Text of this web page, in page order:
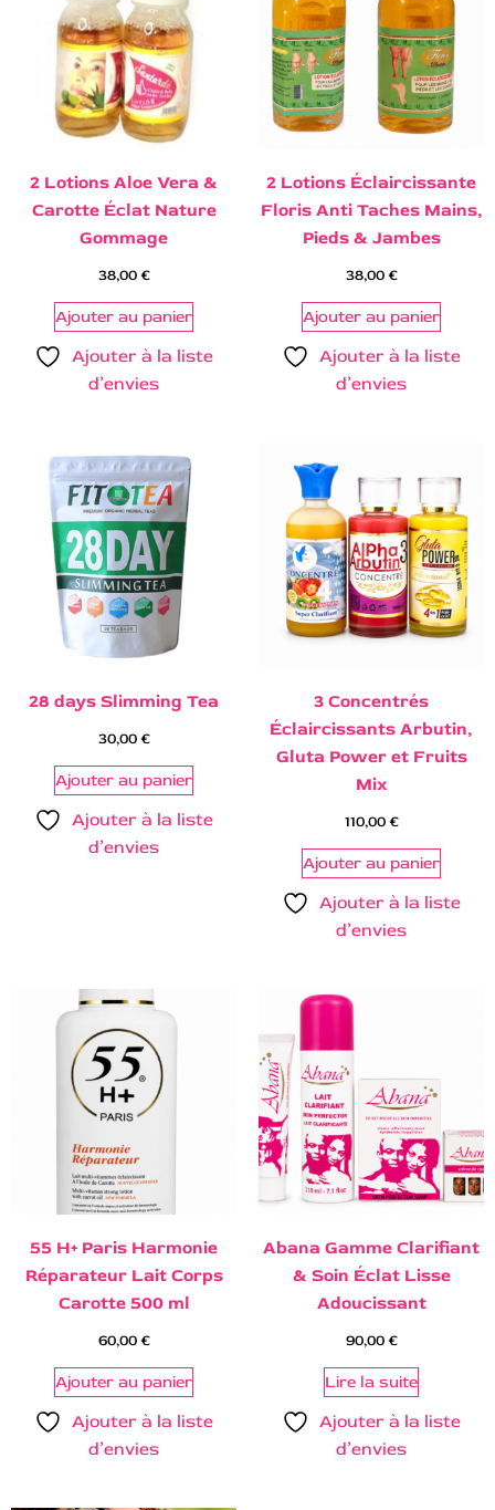
2 Lotions Aloe Vera &
Carotte Éclat Nature
Gommage
38,00€
Ajouter au panier
Ajouter à la liste
d’envies
2 Lotions Éclaircissante
Floris Anti Taches Mains,
Pieds & Jambes
38,00€
Ajouter au panier
Ajouter à la liste
d’envies
28 days Slimming Tea
30,00€
Ajouter au panier
Ajouter à la liste
d’envies
3 Concentrés
Éclaircissants Arbutin,
Gluta Power et Fruits
Mix
110,00€
Ajouter au panier
Ajouter à la liste
d’envies
55 H+ Paris Harmonie
Réparateur Lait Corps
Carotte 500 ml
60,00€
Ajouter au panier
Ajouter à la liste
d’envies
Abana Gamme Clarifiant
& Soin Éclat Lisse
Adoucissant
90,00€
Lire la suite
Ajouter à la liste
d’envies